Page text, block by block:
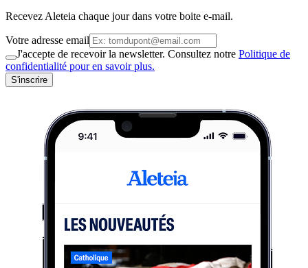
Recevez Aleteia chaque jour dans votre boite e-mail.
Votre adresse email
J'accepte de recevoir la newsletter. Consultez notre Politique de
confidentialité pour en savoir plus.
S'inscrire